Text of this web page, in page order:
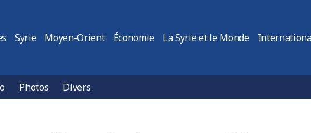
Syrie Moyen-Orient Économie La Syrie et le Monde
Photos Divers